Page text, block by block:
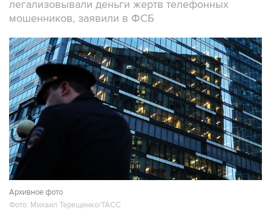
легализовывали деньги жертв телефонных
мошенников, заявили в ФСБ
Архивное фото
Фото: Михаил Терещенко/ТАСС